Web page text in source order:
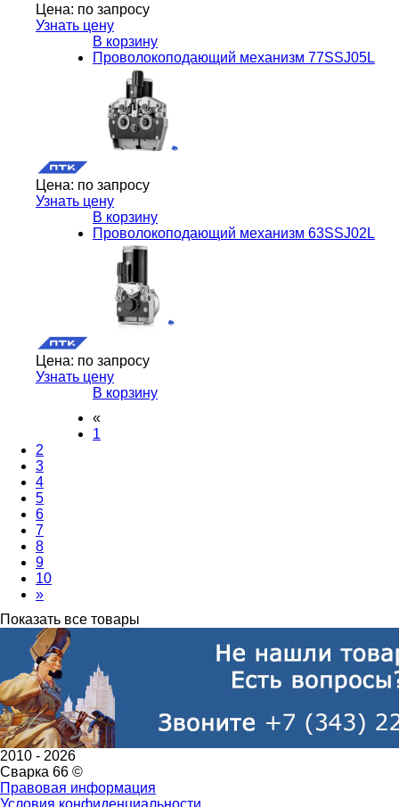
Цена: по запросу
Узнать цену
В корзину
Проволокоподающий механизм 77SSJ05L
Цена: по запросу
Узнать цену
В корзину
Проволокоподающий механизм 63SSJ02L
Цена: по запросу
Узнать цену
В корзину
«
1
2
3
4
5
6
7
8
9
10
»
Показать все товары
2010 - 2026
Сварка 66 ©
Правовая информация
Условия конфиденциальности